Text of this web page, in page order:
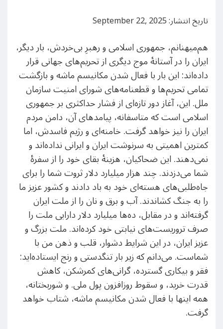
تاریخ انتشار: September 22, 2025
هم‌میهنانم، جمهوری اسلامی و رهبرِ بی‌خردش، بار دیگر،
ایران را در آستانهٔ موج دیگری از تحریم‌های جهانی قرار
داده‌اند: این بار با فعال شدن مکانیسم ماشه و بازگشت
تمامی تحریم‌ها و قطعنامه‌های شورای امنیت سازمان
ملل. این، آغاز دور تازه‌ای از فشار حداکثری بر جمهوری
اسلامی است که متاسفانه، پیامدهای آن، دامن مردم
ایران را نیز خواهد گرفت. خامنه‌ای و رژیم فاسدش، اما
کمترین اهمیتی به سرنوشت ایران و ایرانی نداده‌اند و
نمی‌دهند. این ضحاکیان، هزینهٔ بقای خود را از سفرهٔ
شما می‌دزدند. چند هزار میلیارد دلار ثروت شما را برای
جاه‌طلبی‌های هسته‌ای خود به باد دادند و کشور عزیز ما
را به جنگ کشاندند. آب و برق و نان را از ملت ایران
گرفته‌اند و در مقابل، ده‌ها میلیارد دلار دارایی ملت را
صرف تروریست‌های نیابتی خود کرده‌اند. ملت بزرگ و
عزیز ایران، در این شرایط دشوار، قلب و ذهن من با
شماست. می‌دانم که زیر بار تنگدستی و رنج ایستاده‌اید:
فقر و بیکاری گسترده، گرانی‌های کمرشکن، کاهش
قدرت خرید، و سقوط روزافزون پول ملی. و شوربختانه،
همه اینها با فعال شدن مکانیسم ماشه، شتاب خواهد
گرفت.